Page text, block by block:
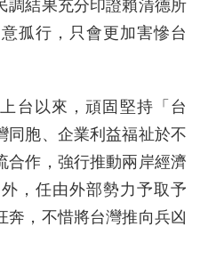
調結果充分印證賴清德所
孤行，只會更加害慘台
台以來，頑固堅持「台
同胞、企業利益福祉於不
合作，強行推動兩岸經濟
，任由外部勢力予取予
奔，不惜將台灣推向兵凶